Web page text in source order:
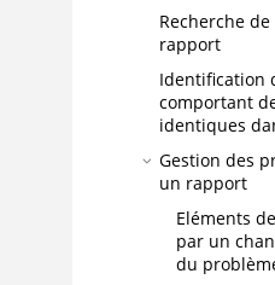
Recherche
rapport
Identification
comportant
identiques
Gestion des
un rapport
Eléments
par un
du